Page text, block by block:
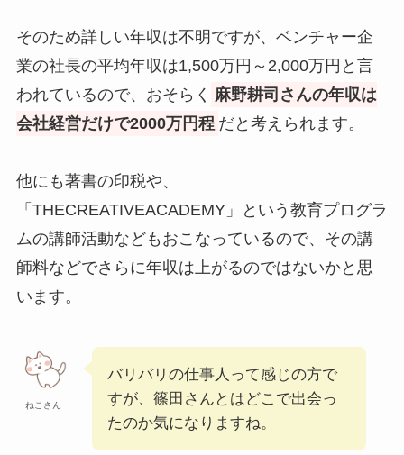
そのため詳しい年収は不明ですが、ベンチャー企
業の社長の平均年収は1,500万円～2,000万円と言
われているので、おそらく 麻野耕司さんの年収は
会社経営だけで2000万円程 だと考えられます。
他にも著書の印税や、
「THECREATIVEACADEMY」という教育プログラ
ムの講師活動などもおこなっているので、その講
師料などでさらに年収は上がるのではないかと思
います。
ねこさん
バリバリの仕事人って感じの方で
すが、篠田さんとはどこで出会っ
たのか気になりますね。